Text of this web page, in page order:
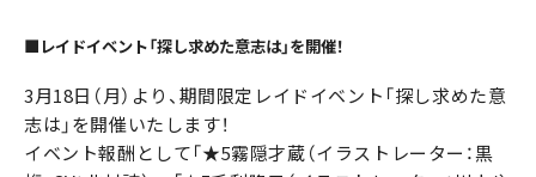
■レイドイベント「探し求めた意志は」を開催！
3月18日（月）より、期間限定レイドイベント「探し求めた意
志は」を開催いたします！
イベント報酬として「★5霧隠才蔵（イラストレーター：黒